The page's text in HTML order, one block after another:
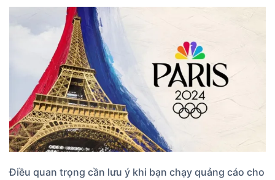
Điều quan trọng cần lưu ý khi bạn chạy quảng cáo cho